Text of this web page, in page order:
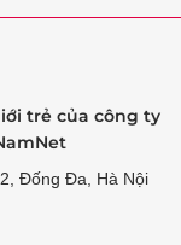
trẻ của công ty
Đống Đa, Hà Nội